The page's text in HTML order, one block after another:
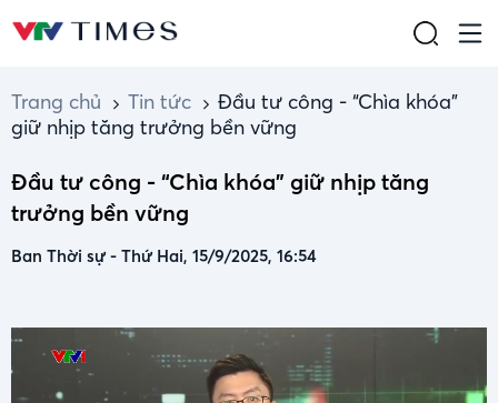
Trang chủ Tin tức
Đầu tư công - “Chìa khóa”
giữ nhịp tăng trưởng bền vững
Đầu tư công - “Chìa khóa” giữ nhịp tăng
trưởng bền vững
Ban Thời sự- Thứ Hai, 15/9/2025, 16:54